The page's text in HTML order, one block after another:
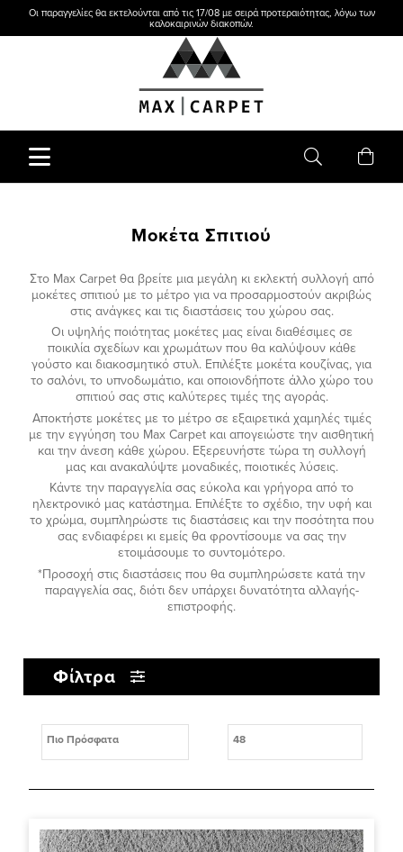
Οι παραγγελίες θα εκτελούνται από τις 17/08 με σειρά προτεραιότητας, λόγω των
καλοκαιρινών διακοπών.
Μοκέτα Σπιτιού
Στο Max Carpet θα βρείτε μια μεγάλη κι εκλεκτή συλλογή από
μοκέτες σπιτιού με το μέτρο για να προσαρμοστούν ακριβώς
στις ανάγκες και τις διαστάσεις του χώρου σας.
Οι υψηλής ποιότητας μοκέτες μας είναι διαθέσιμες σε
ποικιλία σχεδίων και χρωμάτων που θα καλύψουν κάθε
γούστο και διακοσμητικό στυλ. Επιλέξτε μοκέτα κουζίνας, για
το σαλόνι, το υπνοδωμάτιο, και οποιονδήποτε άλλο χώρο του
σπιτιού σας στις καλύτερες τιμές της αγοράς.
Αποκτήστε μοκέτες με το μέτρο σε εξαιρετικά χαμηλές τιμές
με την εγγύηση του Max Carpet και απογειώστε την αισθητική
και την άνεση κάθε χώρου. Εξερευνήστε τώρα τη συλλογή
μας και ανακαλύψτε μοναδικές, ποιοτικές λύσεις.
Κάντε την παραγγελία σας εύκολα και γρήγορα από το
ηλεκτρονικό μας κατάστημα. Επιλέξτε το σχέδιο, την υφή και
το χρώμα, συμπληρώστε τις διαστάσεις και την ποσότητα που
σας ενδιαφέρει κι εμείς θα φροντίσουμε να σας την
ετοιμάσουμε το συντομότερο.
*Προσοχή στις διαστάσεις που θα συμπληρώσετε κατά την
παραγγελία σας, διότι δεν υπάρχει δυνατότητα αλλαγής-
επιστροφής.
Φίλτρα